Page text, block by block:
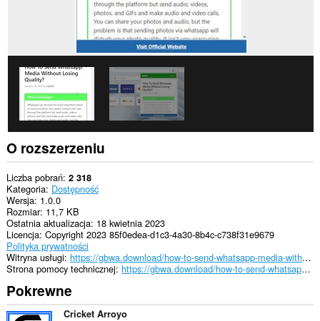
O rozszerzeniu
Liczba pobrań 2 318
Kategoria Dostępność
Wersja 1.0.0
Rozmiar 11,7 KB
Ostatnia aktualizacja 18 kwietnia 2023
Licencja Copyright 2023 85f0edea-d1c3-4a30-8b4c-c738f31e9679
Polityka prywatności
Witryna usługi
https://gbwa.download/how-to-send-whatsapp-media-without-losing-quality/
Strona pomocy technicznej
https://gbwa.download/how-to-send-whatsapp-media-without-losing-quality/
Pokrewne
Cricket Arroyo